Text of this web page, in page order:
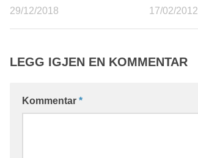
29/12/2018 17/02/2012
LEGG IGJEN EN KOMMENTAR
Kommentar *